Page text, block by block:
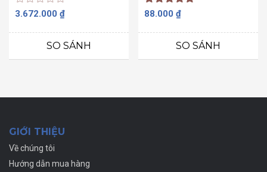
Được
hạng
sao
3.672.000 ₫
SO SÁNH
Được xếp
5.00
88.000₫
SO SÁNH
GIỚI THIỆU
Về chúng tôi
Hướng dẫn mua hàng